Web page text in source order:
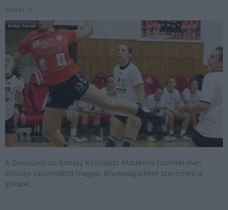
2019.01.11
Helyi hírek
A Dunaújvárosi Kohász Kézilabda Akadémia tizenhét éves
átlövője csütörtöktől magyar állampolgárként szerezheti a
gólokat.